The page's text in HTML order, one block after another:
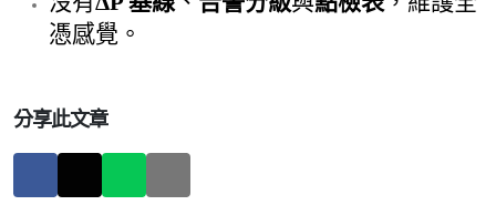
憑感覺。
分享此文章